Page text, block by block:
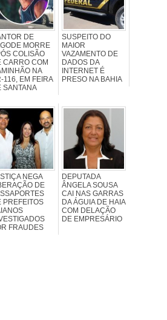
DE
MORRE
COLISÃO
CARRO COM
NA
116, EM FEIRA
SANTANA
SUSPEITO DO
MAIOR
VAZAMENTO DE
DADOS DA
INTERNET É
PRESO NA BAHIA
NEGA
DE
PREFEITOS
FRAUDES
DEPUTADA
ÂNGELA SOUSA
CAI NAS GARRAS
DA ÁGUIA DE HAIA
COM DELAÇÃO
DE EMPRESÁRIO